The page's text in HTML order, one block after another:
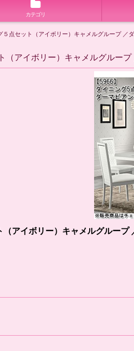
カテゴリ
５点セット（アイボリー）キャメルグループ ／
（アイボリー）キャメルグルー
アイボリー）キャメルグルー